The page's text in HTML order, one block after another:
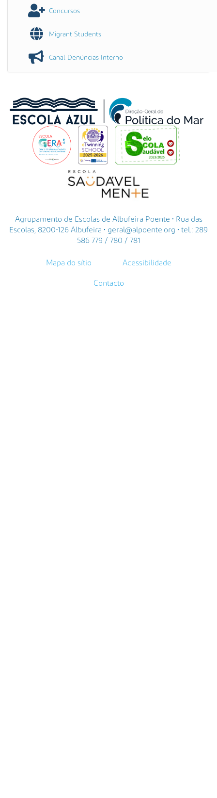
Concursos
Migrant Students
Canal Denúncias Interno
Agrupamento de Escolas de Albufeira Poente • Rua das
Escolas, 8200-126 Albufeira • geral@alpoente.org • tel.: 289
586 779 / 780 / 781
Mapa do sítio Acessibilidade
Contacto